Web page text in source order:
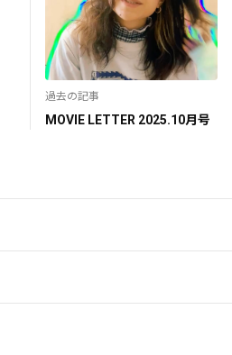
過去の記事
MOVIE LETTER 2025.10月号